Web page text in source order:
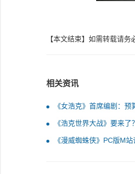
【本文结束】如需转载请
相关资讯
《女浩克》首席编剧：
《浩克世界大战》要来
《漫威蜘蛛侠》PC版M